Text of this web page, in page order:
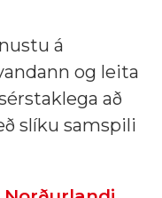
á
og leita
að
slíku samspili